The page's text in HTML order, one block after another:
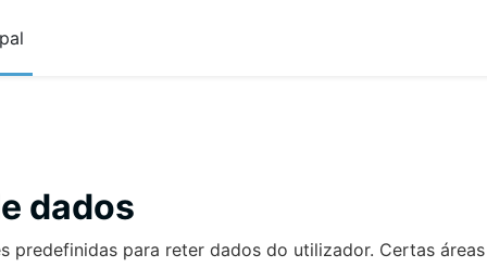
dados
predefinidas para reter dados do utilizador. Certas